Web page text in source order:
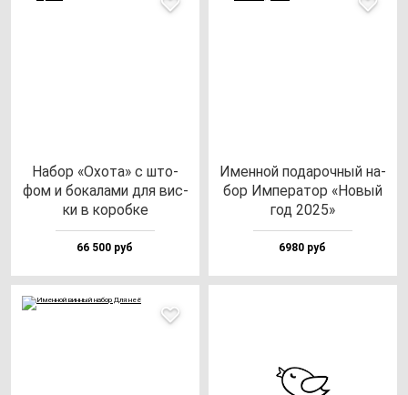
Набор «Охо­та» с што­
фом и бо­ка­ла­ми для вис­
ки в ко­роб­ке
66 500 руб
Имен­ной по­да­роч­ный на­
бор Импе­ра­тор «Новый
год 2025»
6980 руб